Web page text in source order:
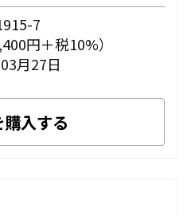
7
円＋税10%）
月27日
入する